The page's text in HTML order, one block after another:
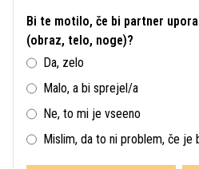
Bi te motilo, če bi partner
(obraz, telo, noge)?
Da, zelo
Malo, a bi sprejel/a
Ne, to mi je vseeno
Mislim, da to ni problem, če je